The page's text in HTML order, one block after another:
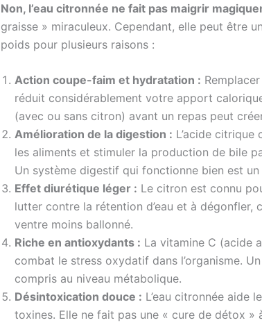
Non, l’eau citronnée ne fait pas maigrir
graisse » miraculeux. Cependant, elle peut être un
poids pour plusieurs raisons :
Action coupe-faim et hydratation :
réduit considérablement votre apport
(avec ou sans citron) avant un repas peut
Amélioration de la digestion : L’acide
les aliments et stimuler la production de bile
Un système digestif qui fonctionne bien est
Effet diurétique léger : Le citron est connu
lutter contre la rétention d’eau et à dégonfler,
ventre moins ballonné.
Riche en antioxydants : La vitamine C (acide
combat le stress oxydatif dans l’organisme.
compris au niveau métabolique.
Désintoxication douce : L’eau citronnée aide
toxines. Elle ne fait pas une « cure de détox »